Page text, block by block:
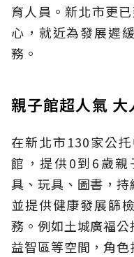
育人員。新北市更
心，就近為發展遲
務。
親子館超人氣 大
在新北市130家公
館，提供0到6歲親
具、玩具、圖書，持
並提供健康發展篩
務。例如土城廣福公
益智區等空間，角